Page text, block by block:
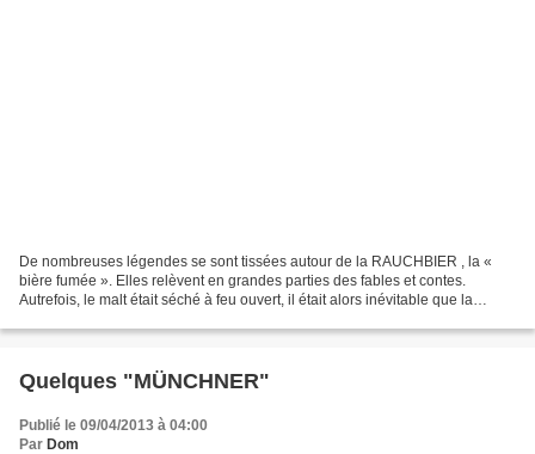
De nombreuses légendes se sont tissées autour de la RAUCHBIER , la «
bière fumée ». Elles relèvent en grandes parties des fables et contes.
Autrefois, le malt était séché à feu ouvert, il était alors inévitable que la
Quelques "MÜNCHNER"
Publié le 09/04/2013 à 04:00
Par Dom